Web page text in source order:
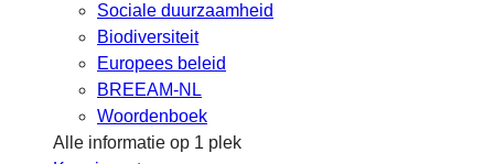
Sociale duurzaamheid
Biodiversiteit
Europees beleid
BREEAM-NL
Woordenboek
Alle informatie op 1 plek